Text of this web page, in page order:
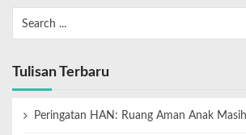
Tulisan Terbaru
Peringatan HAN: Ruang Aman Anak